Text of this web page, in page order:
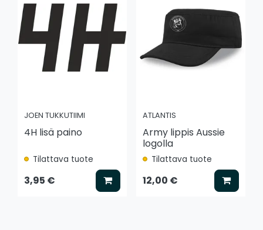
JOEN TUKKUTIIMI
4H lisä paino
Tilattava tuote
3,95 € Lisää koriin
ATLANTIS
Army lippis Aussie
logolla
Tilattava tuote
12,00 € Lisää